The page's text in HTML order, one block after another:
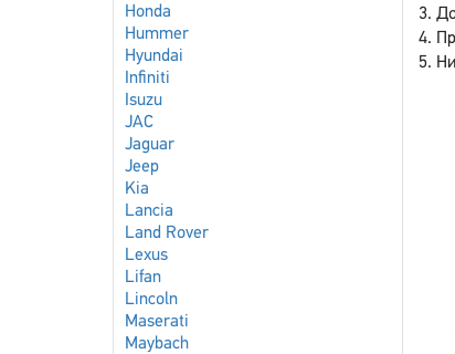
Honda
Hummer
Hyundai
Infiniti
Isuzu
JAC
Jaguar
Jeep
Kia
Lancia
Land Rover
Lexus
Lifan
Lincoln
Maserati
Maybach